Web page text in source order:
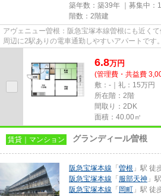
築年数：築39年 ｜募集中：
階数：2階建
アヴェニュー曽根：阪急宝塚本線曽根にも近く
周辺に2駅ありの電車通勤しやすいアパートです
6.8万円
(管理費・共益費
敷：-｜礼：15万円
所在階：2階
間取り：2DK
面積：40.00㎡
賃貸｜マンション グランディール曽根
阪急宝塚本線 「 曽根 」駅 徒
阪急宝塚本線 「 服部天神 」
阪急宝塚本線 「 岡町 」駅 徒